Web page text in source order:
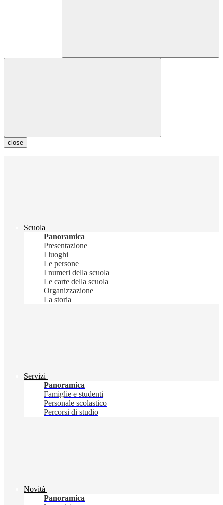
close
Scuola
Panoramica
Presentazione
I luoghi
Le persone
I numeri della scuola
Le carte della scuola
Organizzazione
La storia
Servizi
Panoramica
Famiglie e studenti
Personale scolastico
Percorsi di studio
Novità
Panoramica